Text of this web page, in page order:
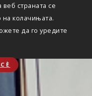
страната се
на колачињата.
да го уредите